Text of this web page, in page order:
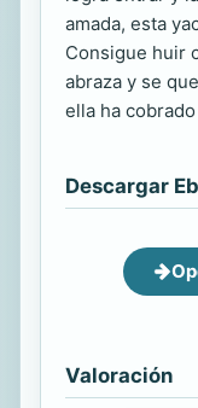
amada, esta
Consigue huir
abraza y se
ella ha
Descargar
Valoración